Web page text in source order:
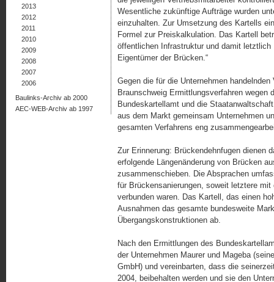
Wesentliche zukünftige Aufträge wurden
einzuhalten. Zur Umsetzung des Kartells
Formel zur Preiskalkulation. Das Kartell
öffentlichen Infrastruktur und damit
Eigentümer der Brücken.“
Gegen die für die Unternehmen
Braunschweig Ermittlungsverfahren
Bundeskartellamt und die
aus dem Markt gemeinsam Unternehmen
gesamten Verfahrens eng
Zur Erinnerung: Brückendehnfugen dienen
erfolgende Längenänderung von Brücken
zusammenschieben. Die Absprachen
für Brückensanierungen, soweit letztere
verbunden waren. Das Kartell, das einen
Ausnahmen das gesamte bundesweite
Übergangskonstruktionen ab.
Nach den Ermittlungen des
der Unternehmen Maurer und Mageba
GmbH) und vereinbarten, dass die
2004, beibehalten werden und sie den
2013
2012
2011
2010
2009
2008
2007
2006
Baulinks-Archiv ab 2000
AEC-WEB-Archiv ab 1997